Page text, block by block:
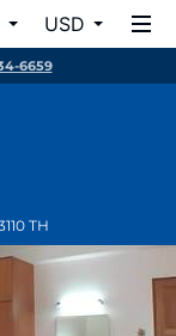
USD
6659
TH